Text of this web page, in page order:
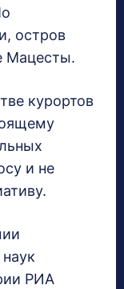
остров
Мацесты.
курортов
и не
РИА